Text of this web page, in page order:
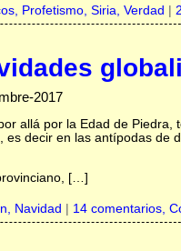
Profetismo, Siria, Verdad
2017
allá por la Edad de
es decir en las antípodas de
[…]
Navidad 14 comentarios,